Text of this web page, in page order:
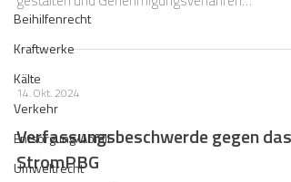
Beihilfenrecht
Kraftwerke
Kälte
Verkehr
Entsorgung/Abfall
Umweltrecht
beschleunigen.
14. Okt. 2024
Verfassungsbeschwerde gegen das
StromPBG